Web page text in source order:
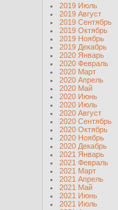
2019 Июль
2019 Август
2019 Сентябрь
2019 Октябрь
2019 Ноябрь
2019 Декабрь
2020 Январь
2020 Февраль
2020 Март
2020 Апрель
2020 Май
2020 Июнь
2020 Июль
2020 Август
2020 Сентябрь
2020 Октябрь
2020 Ноябрь
2020 Декабрь
2021 Январь
2021 Февраль
2021 Март
2021 Апрель
2021 Май
2021 Июнь
2021 Июль